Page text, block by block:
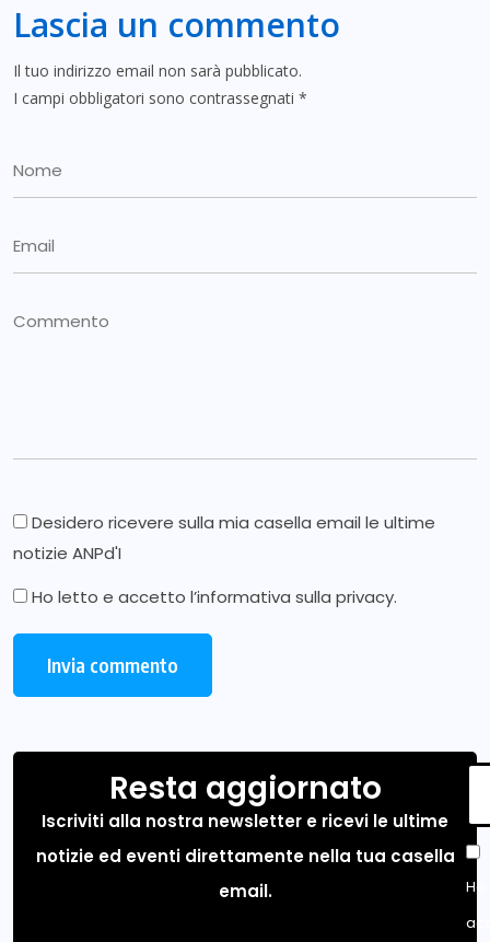
Lascia un commento
Il tuo indirizzo email non sarà pubblicato.
I campi obbligatori sono contrassegnati *
Desidero ricevere sulla mia casella email le ultime
notizie ANPd'I
Ho letto e accetto l’informativa sulla privacy.
Resta aggiornato
Iscriviti alla nostra newsletter e ricevi le ultime
notizie ed eventi direttamente nella tua casella
email.